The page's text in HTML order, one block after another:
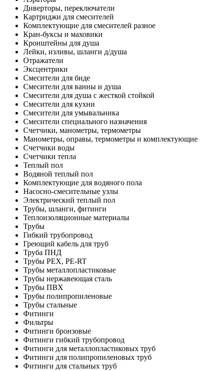
Диверторы, переключатели
Картриджи для смесителей
Комплектующие для смесителей разное
Кран-буксы и маховики
Кронштейны для душа
Лейки, изливы, шланги д/душа
Отражатели
Эксцентрики
Смесители для биде
Смесители для ванны и душа
Смесители для душа с жесткой стойкой
Смесители для кухни
Смесители для умывальника
Смесители специального назначения
Счетчики, манометры, термометры
Манометры, оправы, термометры и комплектующие
Счетчики воды
Счетчики тепла
Теплый пол
Водяной теплый пол
Комплектующие для водяного пола
Насосно-смесительные узлы
Электрический теплый пол
Трубы, шланги, фитинги
Теплоизоляционные материалы
Трубы
Гибкий трубопровод
Греющий кабель для труб
Труба ПНД
Трубы PEX, PE-RT
Трубы металлопластиковые
Трубы нержавеющая сталь
Трубы ПВХ
Трубы полипропиленовые
Трубы стальные
Фитинги
Фильтры
Фитинги бронзовые
Фитинги гибкий трубопровод
Фитинги для металлопластиковых труб
Фитинги для полипропиленовых труб
Фитинги для стальных труб